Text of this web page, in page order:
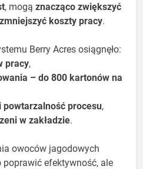
, mogą znacząco zwiększyć
koszty pracy.
Berry Acres osiągnęło:
pracy,
– do 800 kartonów na
procesu,
w zakładzie.
owoców jagodowych
poprawić efektywność, ale